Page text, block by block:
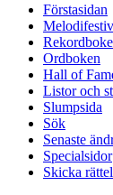
Förstasidan
Ordboken
Hall of
Listor och
Slumpsida
Sök
Senaste
Specialsidor
Skicka